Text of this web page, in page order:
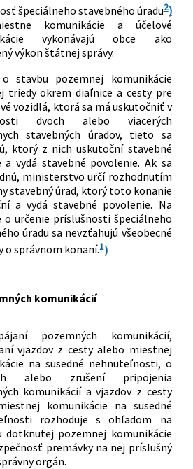
špeciálneho stavebného úradu2)
komunikácie a účelové
vykonávajú obce ako
výkon štátnej správy.
stavbu pozemnej komunikácie
triedy okrem diaľnice a cesty pre
vozidlá, ktorá sa má uskutočniť v
dvoch alebo viacerých
stavebných úradov, tieto sa
ktorý z nich uskutoční stavebné
a vydá stavebné povolenie. Ak sa
ministerstvo určí rozhodnutím
stavebný úrad, ktorý toto konanie
a vydá stavebné povolenie. Na
o určenie príslušnosti špeciálneho
úradu sa nevzťahujú všeobecné
o správnom konaní.1)
komunikácií
pozemných komunikácií,
vjazdov z cesty alebo miestnej
na susedné nehnuteľnosti, o
alebo zrušení pripojenia
komunikácií a vjazdov z cesty
komunikácie na susedné
rozhoduje s ohľadom na
dotknutej pozemnej komunikácie
premávky na nej príslušný
orgán.